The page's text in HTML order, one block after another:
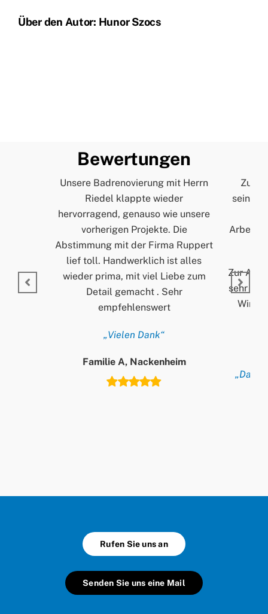
Über den Autor: Hunor Szocs
Bewertungen
Unsere Badrenovierung mit Herrn
Riedel klappte wieder
hervorragend, genauso wie unsere
vorherigen Projekte. Die
Abstimmung mit der Firma Ruppert
lief toll. Handwerklich ist alles
wieder prima, mit viel Liebe zum
Detail gemacht . Sehr
empfehlenswert
„Vielen Dank“
Familie A, Nackenheim
Zur
seinem
Zur
sehr
Wir
Rufen Sie uns an
Senden Sie uns eine Mail